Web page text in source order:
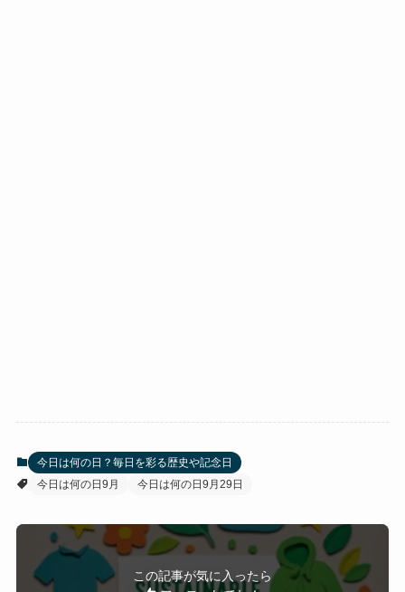
今日は何の日？毎日を彩る歴史や記念日
今日は何の日9月
今日は何の日9月29日
この記事が気に入ったら